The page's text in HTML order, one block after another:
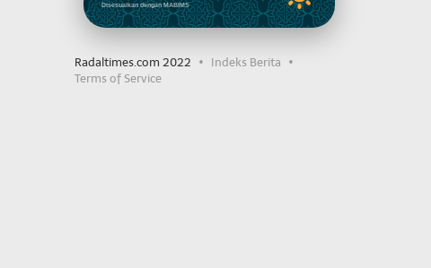
Disesuaikan dengan MABIMS
Radaltimes.com 2022
Indeks Berita
Terms of Service